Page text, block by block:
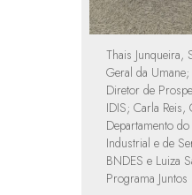
Thais Junqueira,
Geral da
Diretor de
IDIS; Carla Reis,
Departamento
Industrial e de
BNDES e Luiza
Programa Juntos